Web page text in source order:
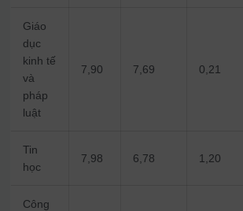
Giáo
dục
kinh tế
và
pháp
luật
7,90 7,69 0,21
Tin
học
7,98 6,78 1,20
Công